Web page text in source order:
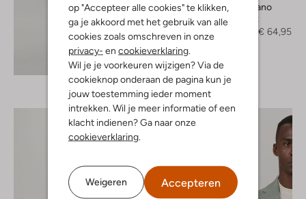
op "Accepteer alle cookies" te klikken,
ga je akkoord met het gebruik van alle
cookies zoals omschreven in onze
privacy- en cookieverklaring
Wil je je voorkeuren wijzigen? Via de
cookieknop onderaan de pagina kun je
jouw toestemming ieder moment
intrekken. Wil je meer informatie of een
klacht indienen? Ga naar onze
cookieverklaring
Weigeren Accepteren
Ontdek de look
Porto Milano
Overshirt
€ 64,95